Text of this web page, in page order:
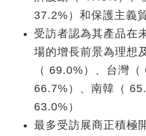
37.2%）和保護主義
受訪者認為其產品在
場的增長前景為理想
（ 69.0%）、台灣
66.7%）、南韓（
63.0%）
最多受訪展商正積極